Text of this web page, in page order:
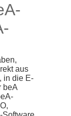
aus
in die E-
beA